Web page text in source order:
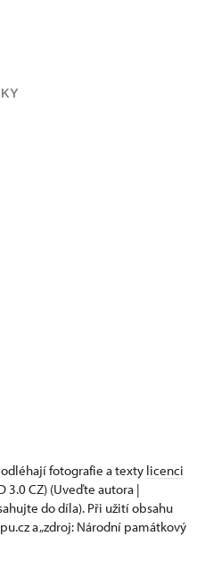
fotografie a texty licenci
3.0 CZ) (Uveďte autora |
do díla). Při užití obsahu
a „zdroj: Národní památkový